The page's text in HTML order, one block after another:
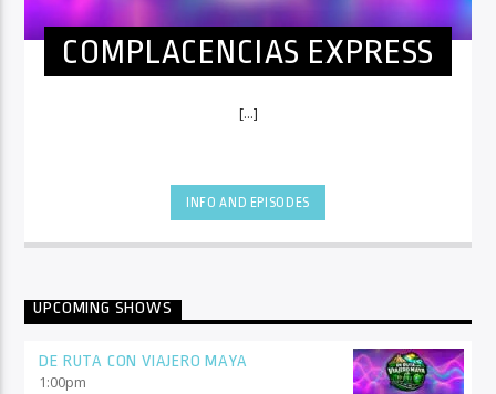
COMPLACENCIAS EXPRESS
[...]
INFO AND EPISODES
UPCOMING SHOWS
DE RUTA CON VIAJERO MAYA
1:00pm